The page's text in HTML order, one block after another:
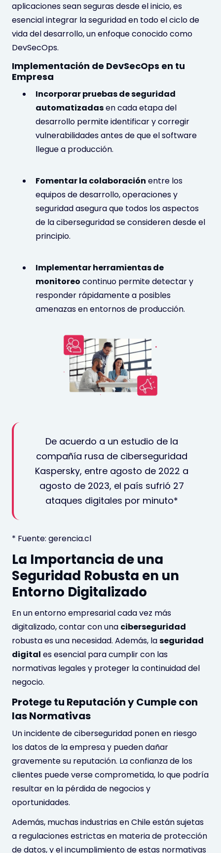
aplicaciones sean seguras desde el inicio, es
esencial integrar la seguridad en todo el ciclo de
vida del desarrollo, un enfoque conocido como
DevSecOps.
Implementación de DevSecOps en tu
Empresa
Incorporar pruebas de seguridad
automatizadasen cada etapa del
desarrollo permite identificar y corregir
vulnerabilidades antes de que el software
llegue a producción.
Fomentar la colaboración entre los
equipos de desarrollo, operaciones y
seguridad asegura que todos los aspectos
de la ciberseguridad se consideren desde el
principio.
Implementar herramientas de
monitoreo continuo permite detectar y
responder rápidamente a posibles
amenazas en entornos de producción.
De acuerdo a un estudio de la
compañía rusa de ciberseguridad
Kaspersky, entre agosto de 2022 a
agosto de 2023, el país sufrió 27
ataques digitales por minuto*
* Fuente: gerencia.cl
La Importancia de una
Seguridad Robusta en un
Entorno Digitalizado
En un entorno empresarial cada vez más
digitalizado, contar con una ciberseguridad
robusta es una necesidad. Además, laseguridad
digital es esencial para cumplir con las
normativas legales y proteger la continuidad del
negocio.
Protege tu Reputación y Cumple con
las Normativas
Un incidente de ciberseguridad ponen en riesgo
los datos de la empresa y pueden dañar
gravemente su reputación. La confianza de los
clientes puede verse comprometida, lo que podría
resultar en la pérdida de negocios y
oportunidades.
Además, muchas industrias en Chile están sujetas
a regulaciones estrictas en materia de protección
de datos, y el incumplimiento de estas normativas